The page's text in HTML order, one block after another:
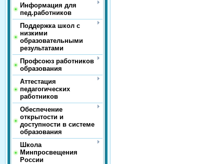
Информация для
пед.работников
Поддержка школ с
низкими
образовательными
результатами
Профсоюз работников
образования
Аттестация
педагогических
работников
Обеспечение
открытости и
доступности в системе
образования
Школа
Минпросвещения
России